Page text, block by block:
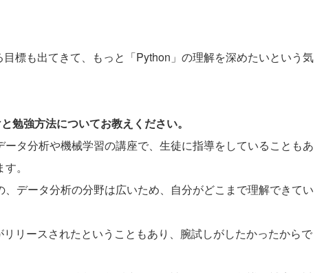
標も出てきて、もっと「Python」の理解を深めたいという気
勉強方法についてお教えください。
タ分析や機械学習の講座で、生徒に指導をしていることもあ
。
データ分析の分野は広いため、自分がどこまで理解できてい
リースされたということもあり、腕試しがしたかったからで